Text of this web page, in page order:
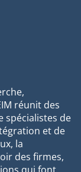
réunit des
spécialistes de
et de
la
des firmes,